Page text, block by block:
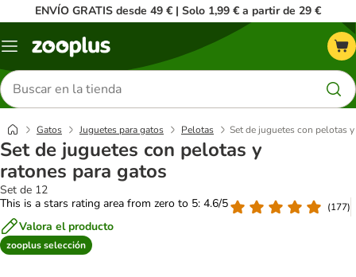
ENVÍO GRATIS desde 49 € | Solo 1,99 € a partir de 29 €
Menú
Buscar
productos
Gatos Juguetes para gatos Pelotas Set de juguetes con pelotas
Set de juguetes con pelotas y
ratones para gatos
Set de 12
This is a stars rating area from zero to 5: 4.6/5
(177)
Valora el producto
zooplus selección